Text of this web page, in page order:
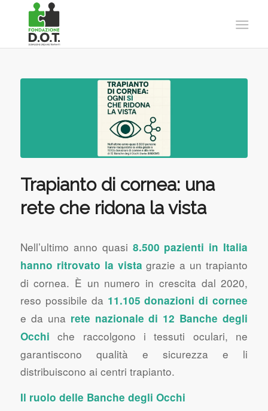
Trapianto di cornea: una
rete che ridona la vista
Nell’ultimo anno quasi 8.500 pazienti in Italia
hanno ritrovato la vista grazie a un trapianto
di cornea. È un numero in crescita dal 2020,
reso possibile da 11.105 donazioni di cornee
e da una rete nazionale di 12 Banche degli
Occhi che raccolgono i tessuti oculari, ne
garantiscono qualità e sicurezza e li
distribuiscono ai centri trapianto.
Il ruolo delle Banche degli Occhi